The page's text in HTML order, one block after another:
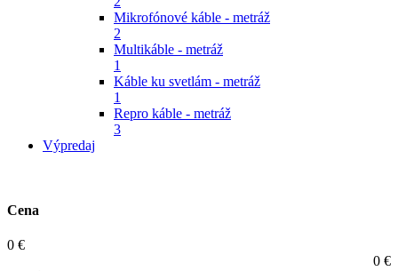
Mikrofónové káble - metráž
2
Multikáble - metráž
1
Káble ku svetlám - metráž
1
Repro káble - metráž
3
Výpredaj
Cena
0 €
0 €